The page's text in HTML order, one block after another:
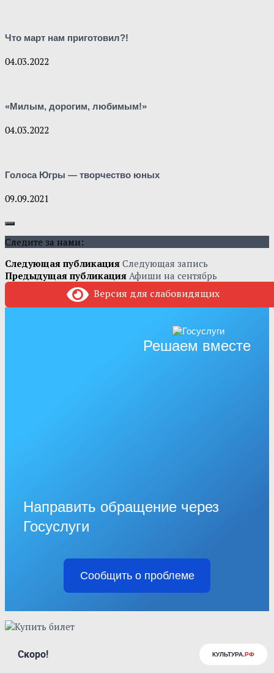
Что март нам приготовил?!
04.03.2022
«Милым, дорогим, любимым!»
04.03.2022
Голоса Югры — творчество юных
09.09.2021
Следите за нами:
Следующая публикация Следующая запись
Предыдущая публикация Афиши на сентябрь
Версия для слабовидящих
Решаем вместе
Направить обращение через
Госуслуги
Сообщить о проблеме